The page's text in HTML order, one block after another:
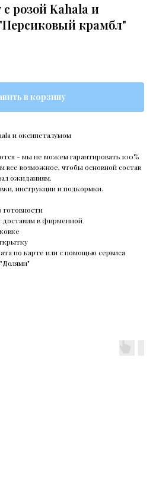
розой Kahala и
крамбл"
в корзину
и оксипеталумом
- мы не можем гарантировать 100%
все возможное, чтобы основной состав
ожиданиям.
инструкции и подкормки.
доставим в фирменной
по карте или с помощью сервиса